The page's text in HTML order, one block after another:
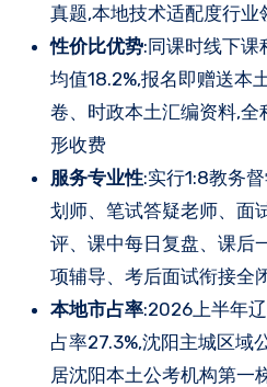
真题,本地技术适配度行业
性价比优势:同课时线下课
均值18.2%,报名即赠送本
卷、时政本土汇编资料,
形收费
服务专业性:实行1:8教务
划师、笔试答疑老师、面
评、课中每日复盘、课后
项辅导、考后面试衔接全
本地市占率:2026上半年
占率27.3%,沈阳主城区域
居沈阳本土公考机构第一